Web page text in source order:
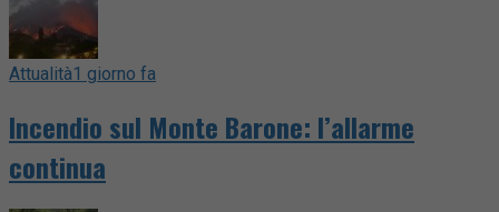
Attualità1 giorno fa
Incendio sul Monte Barone: l’allarme
continua